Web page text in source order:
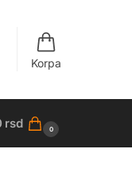
Korpa
rsd 0